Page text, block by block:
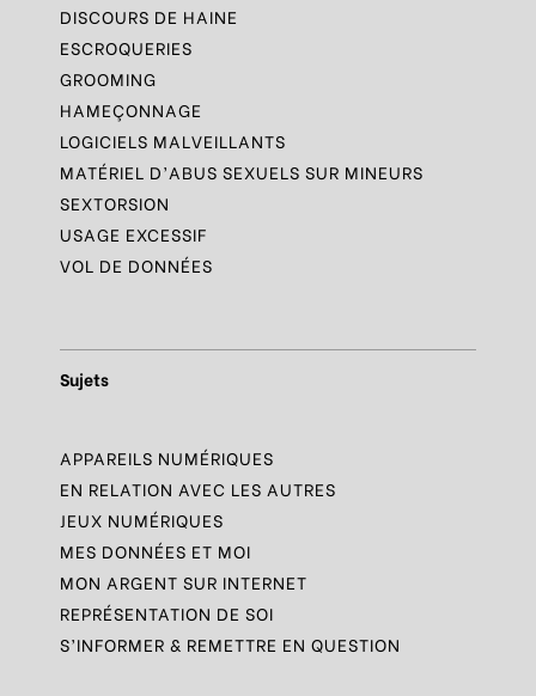
DISCOURS DE HAINE
ESCROQUERIES
GROOMING
HAMEÇONNAGE
LOGICIELS MALVEILLANTS
MATÉRIEL D’ABUS SEXUELS SUR MINEURS
SEXTORSION
USAGE EXCESSIF
VOL DE DONNÉES
Sujets
APPAREILS NUMÉRIQUES
EN RELATION AVEC LES AUTRES
JEUX NUMÉRIQUES
MES DONNÉES ET MOI
MON ARGENT SUR INTERNET
REPRÉSENTATION DE SOI
S’INFORMER & REMETTRE EN QUESTION